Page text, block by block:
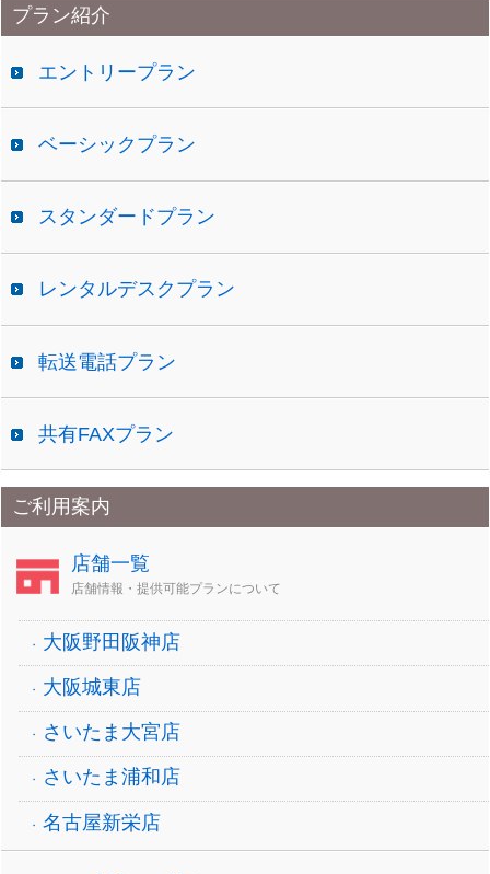
イプラン紹介
エントリープラン
ベーシックプラン
スタンダードプラン
レンタルデスクプラン
転送電話プラン
共有FAXプラン
ご利用案内
店舗一覧
店舗情報・提供可能プランについて
大阪野田阪神店
大阪城東店
さいたま大宮店
さいたま浦和店
名古屋新栄店